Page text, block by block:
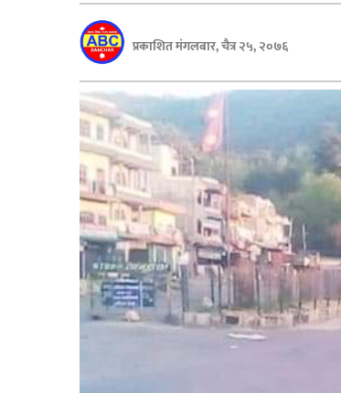
पत्रपत्रिका
प्रकाशित मंगलबार, चैत्र २५, २०७६